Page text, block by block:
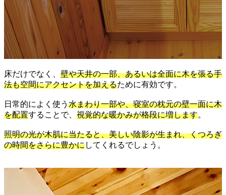
床だけでなく、 壁や天井の一部、あるいは全面に木を張る手
法も空間にアクセントを加えるために有効です。
日常的によく使う 水まわり一部や、寝室の枕元の壁一面に木
を配置することで、 視覚的な暖かみが格段に増します。
照明の光が木肌に当たると、美しい陰影が生まれ、くつろぎ
の時間をさらに豊かにしてくれるでしょう。